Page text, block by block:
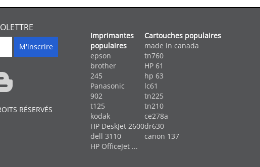
RÉSERVÉS
Imprimantes
populaires
epson
brother
245
Panasonic
902
t125
kodak
HP DeskJet 2600
dell 3110
HP OfficeJet ...
Cartouches populaires
made in canada
tn760
HP 61
hp 63
lc61
tn225
tn210
ce278a
dr630
canon 137